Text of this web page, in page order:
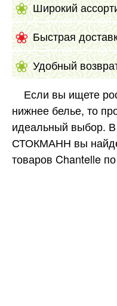
Широкий
Быстрая
Удобный
Если вы ищете
нижнее белье, то
идеальный выбор. В
СТОКМАНН вы
товаров Chantelle